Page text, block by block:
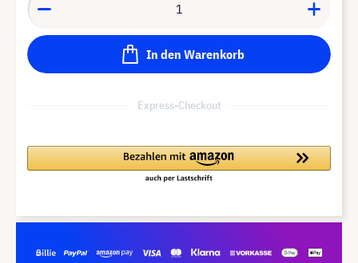
In den Warenkorb
Express-Checkout